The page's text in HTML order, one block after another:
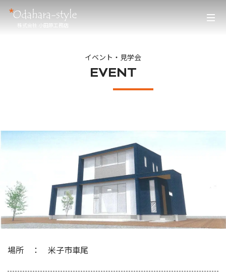
株式会社 小田原工務店
イベント・見学会
EVENT
場所 米子市車尾